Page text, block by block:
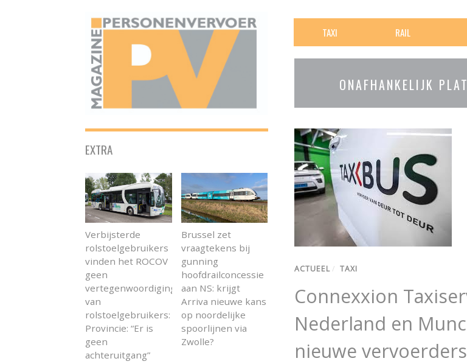
TAXI RAIL
ONAFHANKELIJK
ACTUEEL/ TAXI
Connexxion
Nederland en
nieuwe
EXTRA
Verbijsterde
rolstoelgebruikers
vinden het ROCOV
geen
vertegenwoordiging
van
rolstoelgebruikers:
Provincie: “Er is
geen
achteruitgang”
Brussel zet
vraagtekens bij
gunning
hoofdrailconcessie
aan NS: krijgt
Arriva nieuwe kans
op noordelijke
spoorlijnen via
Zwolle?